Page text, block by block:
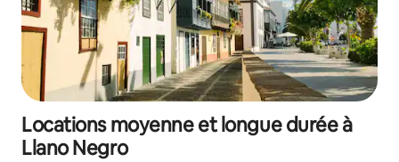
Locations moyenne et longue durée à
Llano Negro